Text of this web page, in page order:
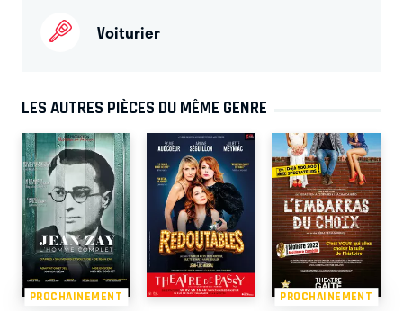
Voiturier
LES AUTRES PIÈCES DU MÊME GENRE
PROCHAINEMENT PROCHAINEMENT